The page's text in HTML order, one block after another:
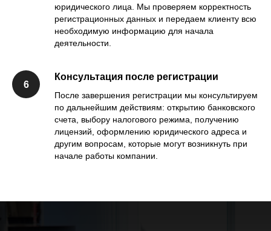
юридического лица. Мы проверяем корректность
регистрационных данных и передаем клиенту всю
необходимую информацию для начала
деятельности.
Консультация после регистрации
После завершения регистрации мы консультируем
по дальнейшим действиям: открытию банковского
счета, выбору налогового режима, получению
лицензий, оформлению юридического адреса и
другим вопросам, которые могут возникнуть при
начале работы компании.